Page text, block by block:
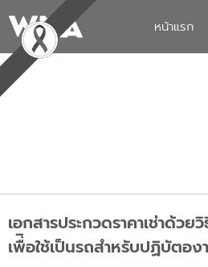
หน้าแรก
เอกสารประกวดราคาเช่าด้ว
เพื่ิอใช้เป็นรถสำหรับปฏิบัตอง